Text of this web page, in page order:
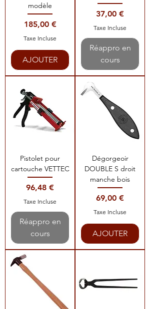
modèle
Prix
185,00 €
Taxe Incluse
AJOUTER
Prix
37,00 €
Taxe Incluse
Réappro en
cours
Pistolet pour
cartouche VETTEC
Prix
96,48 €
Taxe Incluse
Réappro en
cours
Dégorgeoir
DOUBLE S droit
manche bois
Prix
69,00 €
Taxe Incluse
AJOUTER